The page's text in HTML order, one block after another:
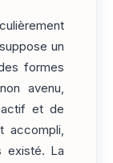
un
formes
avenu,
et de
accompli,
existé. La